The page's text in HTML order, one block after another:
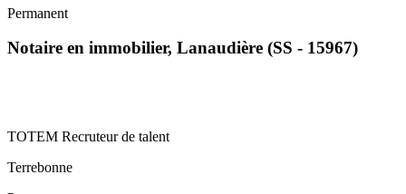
Permanent
Notaire en immobilier, Lanaudière (SS - 15967)
TOTEM Recruteur de talent
Terrebonne